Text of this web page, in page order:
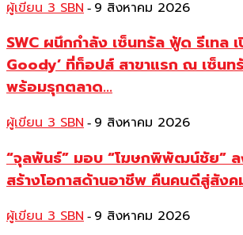
ผู้เขียน 3 SBN - 9 สิงหาคม 2026
SWC ผนึกกำลัง เซ็นทรัล ฟู้ด รีเทล
Goody’ ที่ท็อปส์ สาขาแรก ณ เซ็น
พร้อมรุกตลาด...
ผู้เขียน 3 SBN - 9 สิงหาคม 2026
“จุลพันธ์” มอบ “โฆษกพิพัฒน์ชัย”
สร้างโอกาสด้านอาชีพ คืนคนดีสู่สังค
ผู้เขียน 3 SBN - 9 สิงหาคม 2026